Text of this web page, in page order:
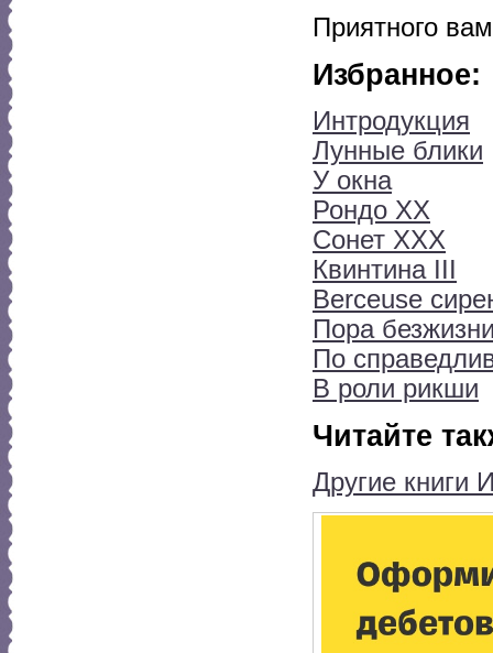
Приятного
Избранное:
Интродукция
Лунные блики
У окна
Рондо ХХ
Сонет ХХХ
Квинтина III
Berceuse
Пора
По
В роли рикши
Читайте
Другие книги